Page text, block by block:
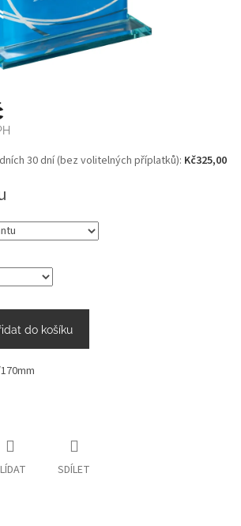
30 dní (bez volitelných příplatků): Kč325,00
do košíku
SDÍLET